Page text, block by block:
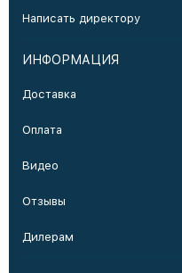
Написать директору
ИНФОРМАЦИЯ
Доставка
Оплата
Видео
Отзывы
Дилерам